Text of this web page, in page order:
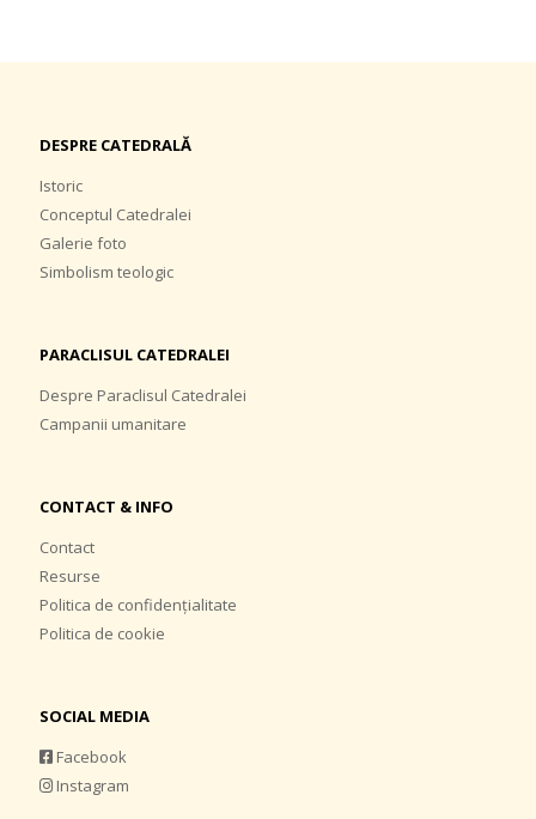
DESPRE CATEDRALĂ
Istoric
Conceptul Catedralei
Galerie foto
Simbolism teologic
PARACLISUL CATEDRALEI
Despre Paraclisul Catedralei
Campanii umanitare
CONTACT & INFO
Contact
Resurse
Politica de confidențialitate
Politica de cookie
SOCIAL MEDIA
Facebook
Instagram